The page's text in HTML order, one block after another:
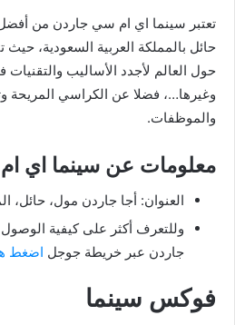
تعتبر سينما اي ام سي جاردن من
حائل بالمملكة العربية السعودية، حيث
وغيرها…، فضلا عن الكراسي المريحة
والموظفات.
معلومات عن سينما اي
العنوان: أجا جاردن مول، حائل،
وللتعرف أكثر على كيفية
جاردن عبر خريطة جوجل اضغط
فوكس سينما